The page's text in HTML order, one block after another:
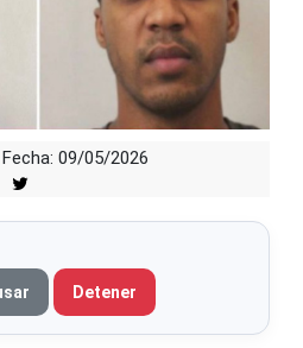
Fecha: 09/05/2026
Detener